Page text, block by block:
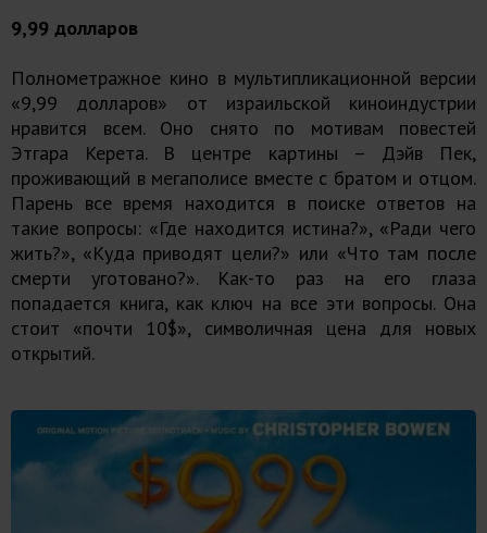
9,99 долларов
Полнометражное кино в мультипликационной версии
«9,99 долларов» от израильской киноиндустрии
нравится всем. Оно снято по мотивам повестей
Этгара Керета. В центре картины – Дэйв Пек,
проживающий в мегаполисе вместе с братом и отцом.
Парень все время находится в поиске ответов на
такие вопросы: «Где находится истина?», «Ради чего
жить?», «Куда приводят цели?» или «Что там после
смерти уготовано?». Как-то раз на его глаза
попадается книга, как ключ на все эти вопросы. Она
стоит «почти 10$», символичная цена для новых
открытий.